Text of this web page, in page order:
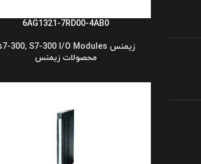
6AG1321-7RD00-4AB0
زیمنس s7-300 , S7-300 I/O Modules
محصولات زیمنس